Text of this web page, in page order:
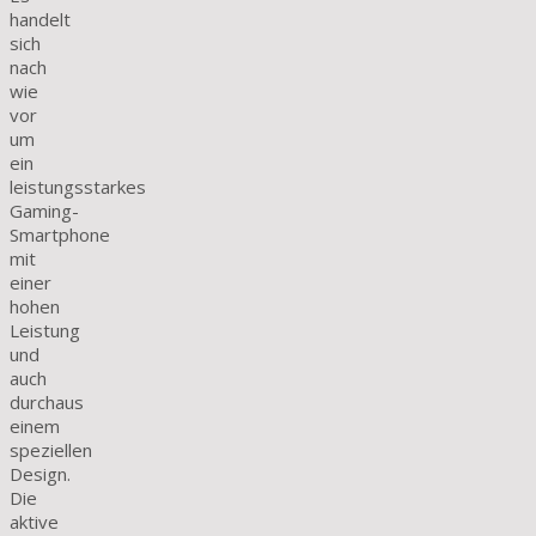
handelt
sich
nach
wie
vor
um
ein
leistungsstarkes
Gaming-
Smartphone
mit
einer
hohen
Leistung
und
auch
durchaus
einem
speziellen
Design.
Die
aktive